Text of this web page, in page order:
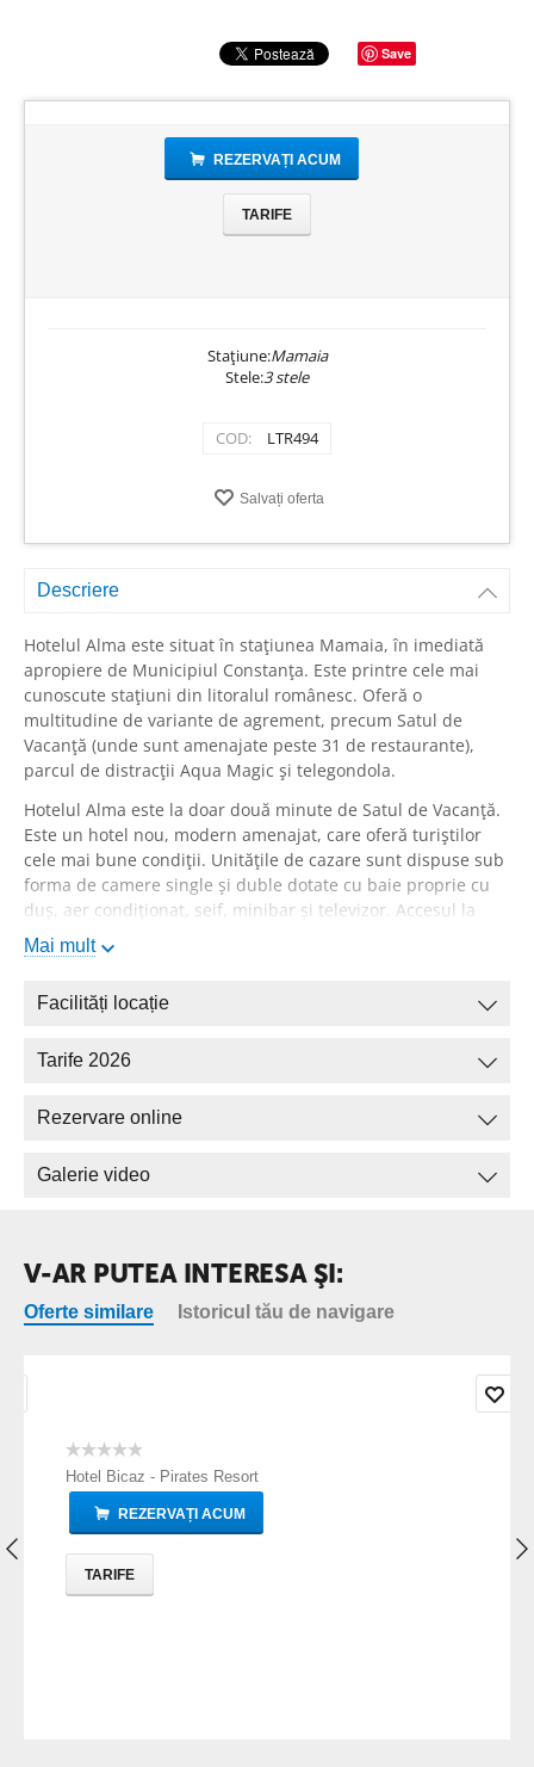
Save
REZERVAȚI ACUM
TARIFE
Stațiune:Mamaia
Stele:3 stele
COD: LTR494
Salvați oferta
Descriere
Hotelul Alma este situat în stațiunea Mamaia, în imediată
apropiere de Municipiul Constanța. Este printre cele mai
cunoscute stațiuni din litoralul românesc. Oferă o
multitudine de variante de agrement, precum Satul de
Vacanță (unde sunt amenajate peste 31 de restaurante),
parcul de distracții Aqua Magic și telegondola.
Hotelul Alma este la doar două minute de Satul de Vacanță.
Este un hotel nou, modern amenajat, care oferă turiștilor
cele mai bune condiții. Unitățile de cazare sunt dispuse sub
forma de camere single și duble dotate cu baie proprie cu
duș, aer condiționat, seif, minibar și televizor. Accesul la
internet wi-fi este gratuit în întreaga unitate.
se pot delecta cu preparatele gătite cu drag. Turiștii pot
pot relaxa și servi băuturi răcoritoare. De asemenea, este
amenajată o parcare pentru turiștii care ajung la destinație
Mai mult
Facilități locație
Tarife 2026
Rezervare online
Galerie video
V-AR PUTEA INTERESA ŞI:
Oferte similare Istoricul tău de navigare
Hotel Bicaz - Pirates Resort
REZERVAȚI ACUM
TARIFE